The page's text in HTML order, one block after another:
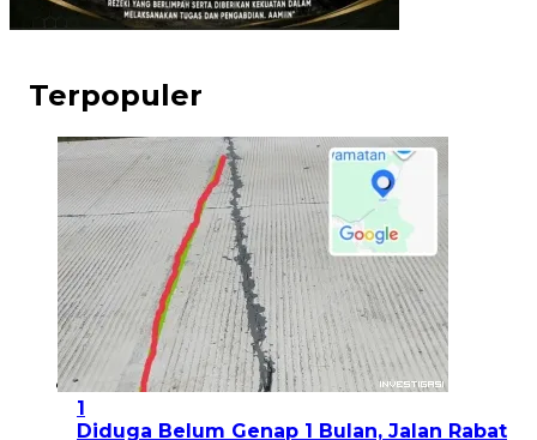
Terpopuler
1
Diduga Belum Genap 1 Bulan, Jalan Rabat